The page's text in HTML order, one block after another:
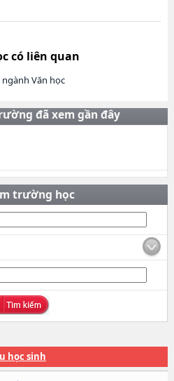
có liên quan
Văn học
đã xem gần đây
trường học
học sinh